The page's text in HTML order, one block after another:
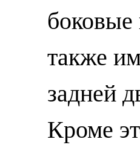
также
задней
Кроме